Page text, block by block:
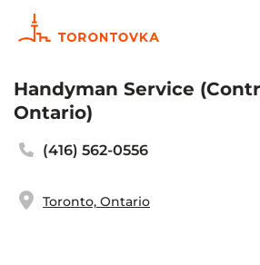
Handyman Service
Ontario)
(416) 562-0556
Toronto, Ontario